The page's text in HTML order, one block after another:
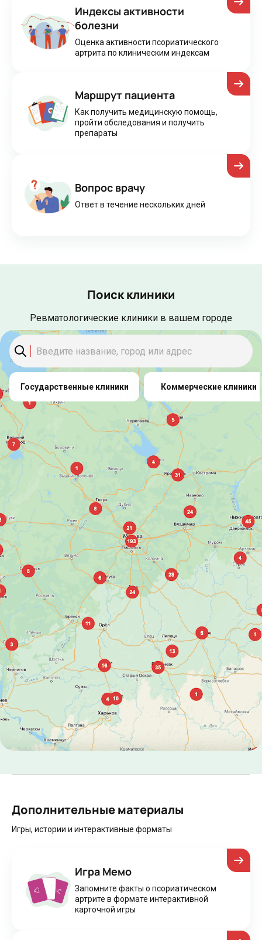
Индексы активности
болезни
Оценка активности псориатического
артрита по клиническим индексам
Маршрут пациента
Как получить медицинскую помощь,
пройти обследования и получить
препараты
Вопрос врачу
Ответ в течение нескольких дней
Поиск клиники
Ревматологические клиники в вашем городе
Государственные клиники Коммерческие клиники
Дополнительные материалы
Игры, истории и интерактивные форматы
Игра Мемо
Запомните факты о псориатическом
артрите в формате интерактивной
карточной игры